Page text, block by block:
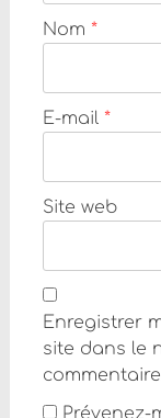
Nom *
E-mail *
Site web
Enregistrer
site dans le